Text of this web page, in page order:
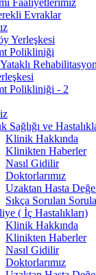
Evraklar
Yerleşkesi
Polikliniği
Polikliniği - 2
Sağlığı ve
Klinik Hakkında
Klinikten Haberler
Nasıl Gidilir
Doktorlarımız
Uzaktan Hasta
Sıkça Sorulan
( İç Hastalıkları)
Klinik Hakkında
Klinikten Haberler
Nasıl Gidilir
Doktorlarımız